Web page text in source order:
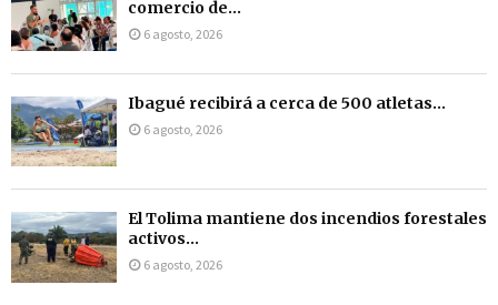
comercio de...
6 agosto, 2026
Ibagué recibirá a cerca de 500 atletas...
6 agosto, 2026
El Tolima mantiene dos incendios forestales
activos...
6 agosto, 2026